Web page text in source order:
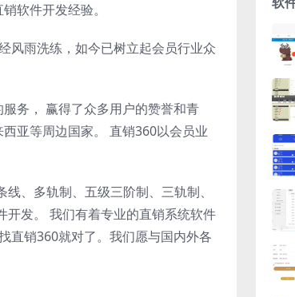
软件开发经验。
风雨洗练，如今已树立起会员行业众
务， 赢得了众多用户的赞誉和青
亚等周边国家。 直销360以会员业
、多轨制、五级三阶制、三轨制、
开发。 我们有着专业的直销系统软件
直销360就对了。我们愿与国内外各